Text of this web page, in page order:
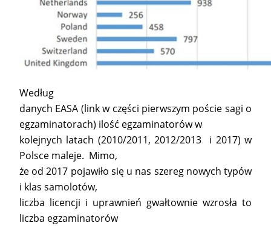
Według
danych EASA (link w części pierwszym poście sagi o
egzaminatorach) ilość egzaminatorów w
kolejnych latach (2010/2011, 2012/2013 i 2017) w
Polsce maleje. Mimo,
że od 2017 pojawiło się u nas szereg nowych typów
i klas samolotów,
liczba licencji i uprawnień gwałtownie wzrosła to
liczba egzaminatorów